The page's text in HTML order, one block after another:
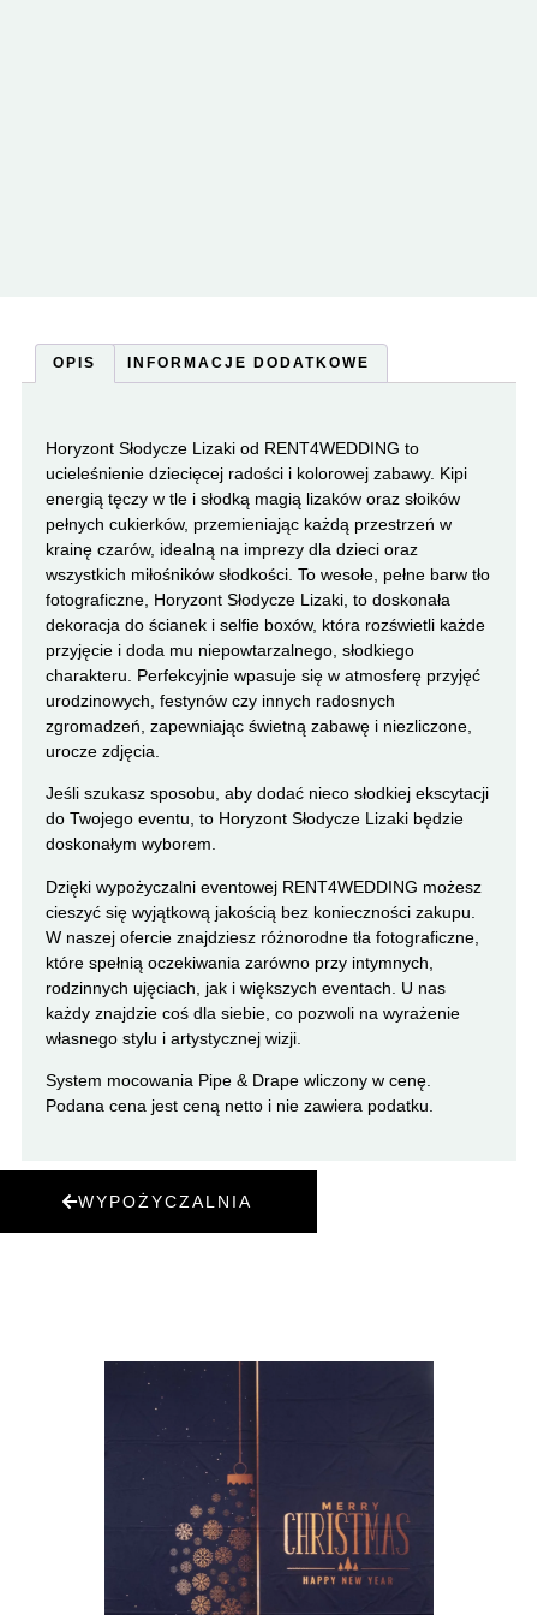
OPIS INFORMACJE DODATKOWE
Horyzont Słodycze Lizaki od RENT4WEDDING to
ucieleśnienie dziecięcej radości i kolorowej zabawy. Kipi
energią tęczy w tle i słodką magią lizaków oraz słoików
pełnych cukierków, przemieniając każdą przestrzeń w
krainę czarów, idealną na imprezy dla dzieci oraz
wszystkich miłośników słodkości. To wesołe, pełne barw tło
fotograficzne, Horyzont Słodycze Lizaki, to doskonała
dekoracja do ścianek i selfie boxów, która rozświetli każde
przyjęcie i doda mu niepowtarzalnego, słodkiego
charakteru. Perfekcyjnie wpasuje się w atmosferę przyjęć
urodzinowych, festynów czy innych radosnych
zgromadzeń, zapewniając świetną zabawę i niezliczone,
urocze zdjęcia.
Jeśli szukasz sposobu, aby dodać nieco słodkiej ekscytacji
do Twojego eventu, to Horyzont Słodycze Lizaki będzie
doskonałym wyborem.
Dzięki wypożyczalni eventowej RENT4WEDDING możesz
cieszyć się wyjątkową jakością bez konieczności zakupu.
W naszej ofercie znajdziesz różnorodne tła fotograficzne,
które spełnią oczekiwania zarówno przy intymnych,
rodzinnych ujęciach, jak i większych eventach. U nas
każdy znajdzie coś dla siebie, co pozwoli na wyrażenie
własnego stylu i artystycznej wizji.
System mocowania Pipe & Drape wliczony w cenę.
Podana cena jest ceną netto i nie zawiera podatku
WYPOŻYCZALNIA